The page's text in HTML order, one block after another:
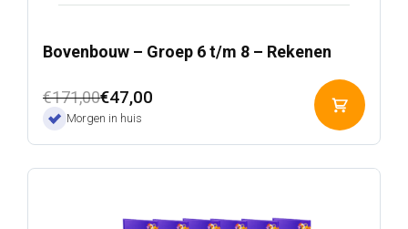
Bovenbouw – Groep 6 t/m 8 – Rekenen
€171,00
Oorspronkelijke
prijs
€171,00.
€47,00
Huidige
prijs
€47,00.
Morgen in huis
aan